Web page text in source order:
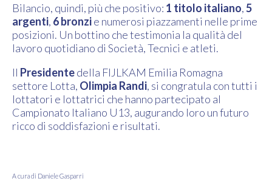
Bilancio, quindi, più che positivo: 1 titolo italiano,5
argenti, 6 bronzie numerosi piazzamenti nelle prime
posizioni. Un bottino che testimonia la qualità del
lavoro quotidiano di Società, Tecnici e atleti.
Il Presidentedella FIJLKAM Emilia Romagna
settore Lotta, Olimpia Randi, si congratula con tutti i
lottatori e lottatrici che hanno partecipato al
Campionato Italiano U13, augurando loro un futuro
ricco di soddisfazioni e risultati.
A cura di Daniele Gasparri